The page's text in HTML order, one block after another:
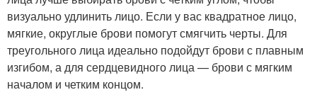
визуально удлинить лицо. Если у вас квадратное лицо,
мягкие, округлые брови помогут смягчить черты. Для
треугольного лица идеально подойдут брови с плавным
изгибом, а для сердцевидного лица — брови с мягким
началом и четким концом.